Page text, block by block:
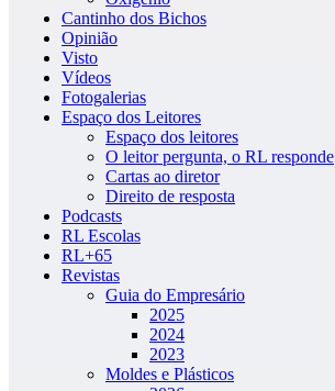
Cantinho dos Bichos
Opinião
Visto
Vídeos
Fotogalerias
Espaço dos Leitores
Espaço dos leitores
O leitor pergunta, o RL responde
Cartas ao diretor
Direito de resposta
Podcasts
RL Escolas
RL+65
Revistas
Guia do Empresário
2025
2024
2023
Moldes e Plásticos